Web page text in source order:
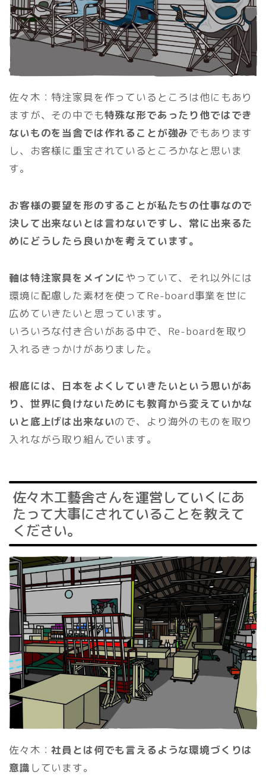
佐々木：特注家具を作っているところは他にもあり
ますが、その中でも特殊な形であったり他ではでき
ないものを当舎では作れることが強みでもあります
し、お客様に重宝されているところかなと思いま
す。
お客様の要望を形のすることが私たちの仕事なので
決して出来ないとは言わないですし、常に出来るた
めにどうしたら良いかを考えています。
軸は特注家具をメインにやっていて、それ以外には
環境に配慮した素材を使ってRe-board事業を世に
広めていきたいと思っています。
いろいろな付き合いがある中で、Re-boardを取り
入れるきっかけがありました。
根底には、日本をよくしていきたいという思いがあ
り、世界に負けないためにも教育から変えていかな
いと底上げは出来ないので、より海外のものを取り
入れながら取り組んでいます。
佐々木工藝舎さんを運営していくにあ
たって大事にされていることを教えて
ください。
佐々木：社員とは何でも言えるような環境づくりは
意識 しています。